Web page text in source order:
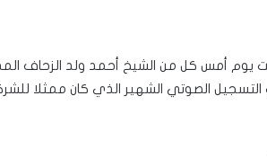
يوم أمس كل من الشيخ أحمد ولد الزحاف
الصوتي الشهير الذي كان ممثلا